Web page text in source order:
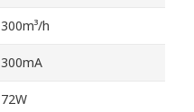
300m³/h
300mA
72W